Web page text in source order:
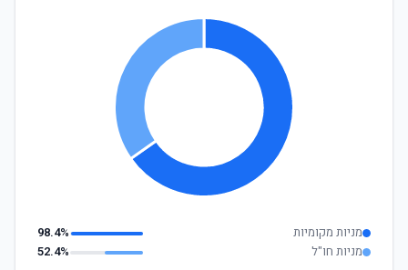
מניות מקומיות
98.4%
מניות חו"ל
52.4%